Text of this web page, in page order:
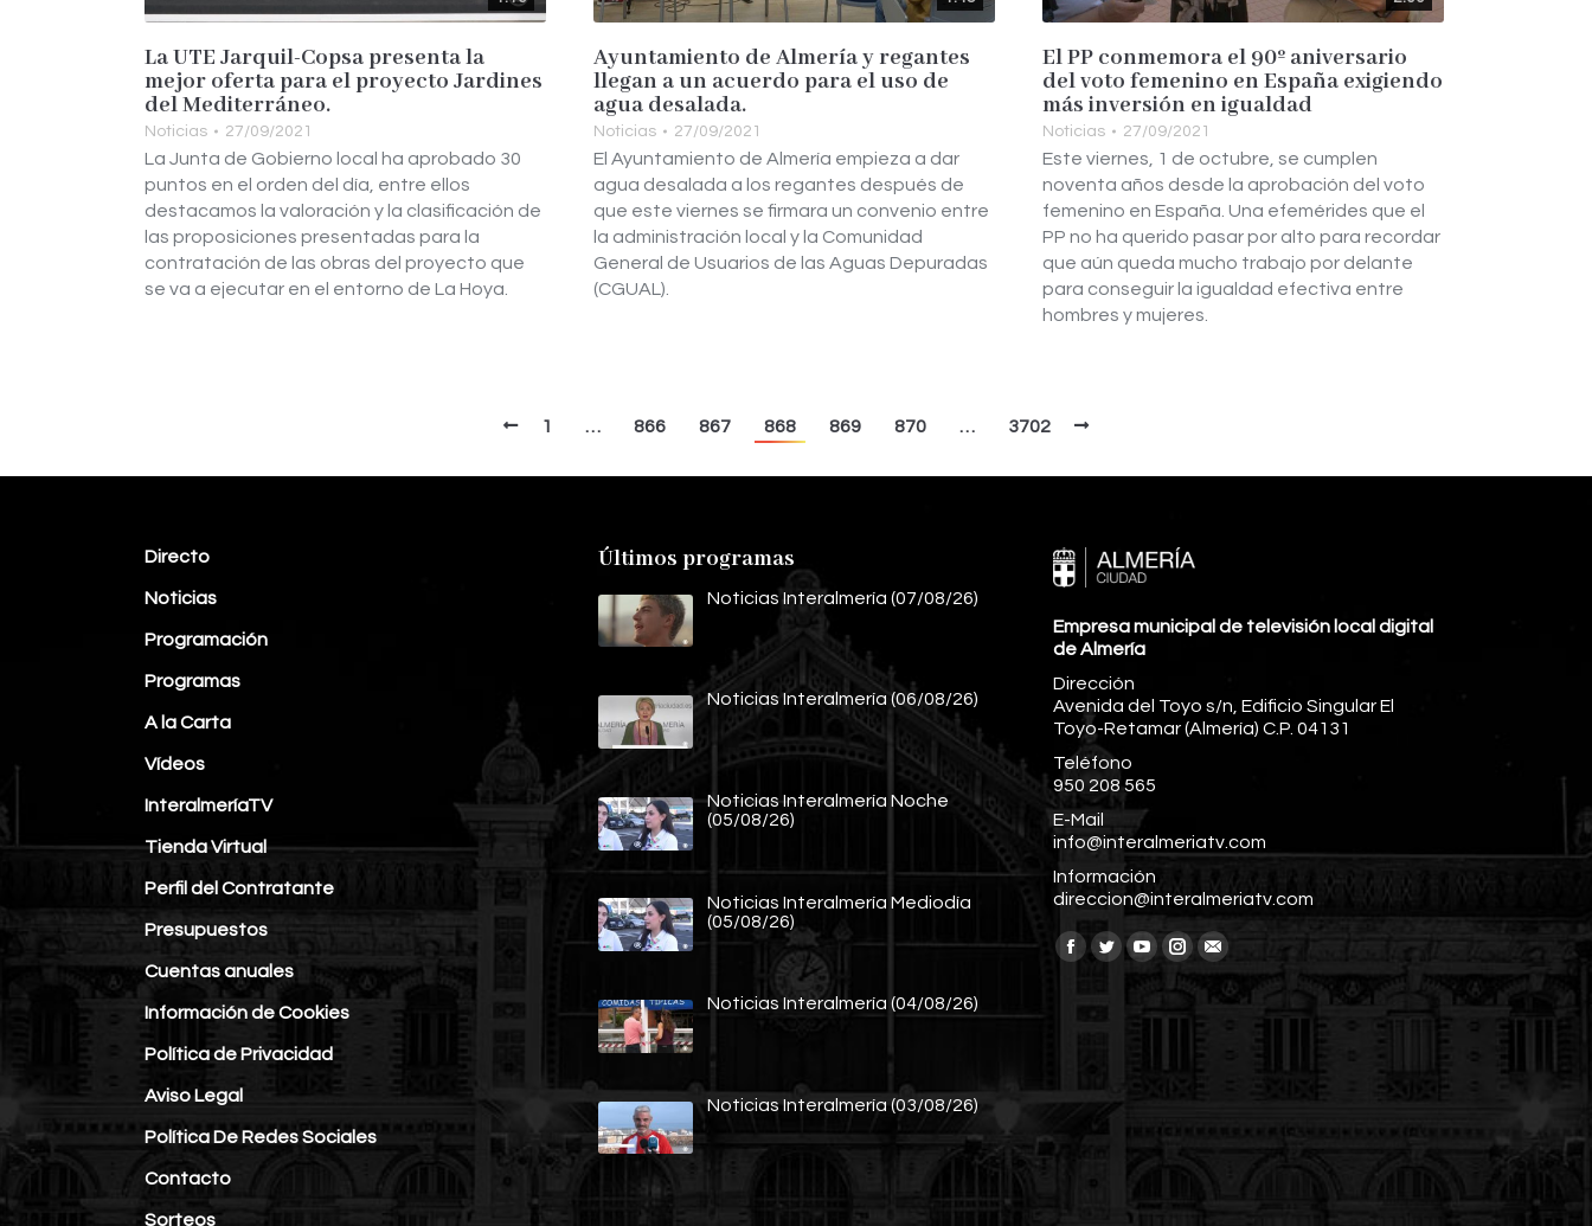
La UTE Jarquil-Copsa presenta la
mejor oferta para el proyecto Jardines
del Mediterráneo.
Noticias 27/09/2021
La Junta de Gobierno local ha aprobado 30
puntos en el orden del día, entre ellos
destacamos la valoración y la clasificación de
las proposiciones presentadas para la
contratación de las obras del proyecto que
se va a ejecutar en el entorno de La Hoya.
Ayuntamiento de Almería y regantes
llegan a un acuerdo para el uso de
agua desalada.
Noticias 27/09/2021
El Ayuntamiento de Almería empieza a dar
agua desalada a los regantes después de
que este viernes se firmara un convenio entre
la administración local y la Comunidad
General de Usuarios de las Aguas Depuradas
(CGUAL).
El PP conmemora el 90º aniversario
del voto femenino en España exigiendo
más inversión en igualdad
Noticias 27/09/2021
Este viernes, 1 de octubre, se cumplen
noventa años desde la aprobación del voto
femenino en España. Una efemérides que el
PP no ha querido pasar por alto para recordar
que aún queda mucho trabajo por delante
para conseguir la igualdad efectiva entre
hombres y mujeres.
1 … 866 867 868 869 870 … 3702
Directo
Noticias
Programación
Programas
A la Carta
Vídeos
InteralmeríaTV
Tienda Virtual
Perfil del Contratante
Presupuestos
Cuentas anuales
Información de Cookies
Política de Privacidad
Aviso Legal
Política De Redes Sociales
Contacto
Sorteos
Últimos programas
Noticias Interalmería (07/08/26)
Noticias Interalmería (06/08/26)
Noticias Interalmería Noche
(05/08/26)
Noticias Interalmería Mediodía
(05/08/26)
Noticias Interalmería (04/08/26)
Noticias Interalmería (03/08/26)
Empresa municipal de televisión local digital
de Almería
Dirección
Avenida del Toyo s/n, Edificio Singular El
Toyo-Retamar (Almería) C.P. 04131
Teléfono
950 208 565
E-Mail
info@interalmeriatv.com
Información
direccion@interalmeriatv.com
Encuéntranos en:
Facebook
TwitterYouTube
Instagram
Mail